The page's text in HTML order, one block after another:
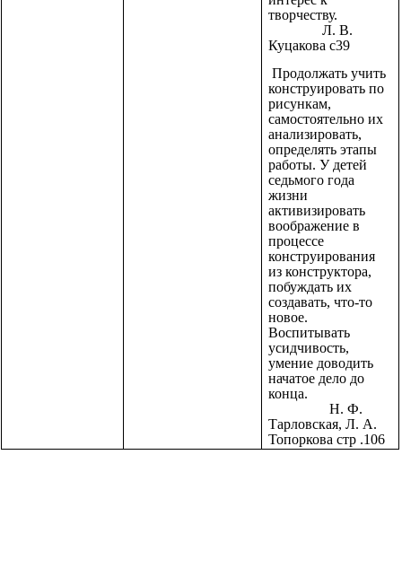
творчеству.
Л. В.
Куцакова с39
Продолжать учить
конструировать по
рисункам,
самостоятельно их
анализировать,
определять этапы
работы. У детей
седьмого года
жизни
активизировать
воображение в
процессе
конструирования
из конструктора,
побуждать их
создавать, что-то
новое.
Воспитывать
усидчивость,
умение доводить
начатое дело до
конца.
Н. Ф.
Тарловская, Л. А.
Топоркова стр .106